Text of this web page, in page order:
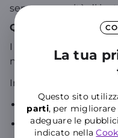
La tua
Questo sito
parti, per migliorare
adeguare le
indicato nella
senza necessità di
Quali documenti
I documenti richiesti
modalità scelta.
In generale:
Documento di
Codice POD